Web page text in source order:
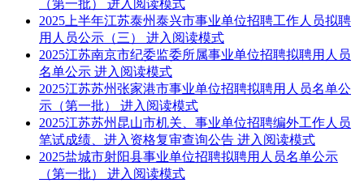
（第一批） 进入阅读模式
2025上半年江苏泰州泰兴市事业单位招聘工作人员拟聘
用人员公示（三） 进入阅读模式
2025江苏南京市纪委监委所属事业单位招聘拟聘用人员
名单公示 进入阅读模式
2025江苏苏州张家港市事业单位招聘拟聘用人员名单公
示（第一批） 进入阅读模式
2025江苏苏州昆山市机关、事业单位招聘编外工作人员
笔试成绩、进入资格复审查询公告 进入阅读模式
2025盐城市射阳县事业单位招聘拟聘用人员名单公示
（第一批） 进入阅读模式